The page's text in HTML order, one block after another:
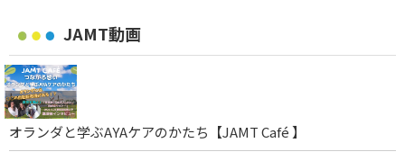
JAMT動画
オランダと学ぶAYAケアのかたち【JAMT Café 】